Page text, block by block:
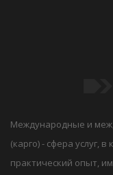
Международные и
(карго) - сфера услуг,
практический опыт,